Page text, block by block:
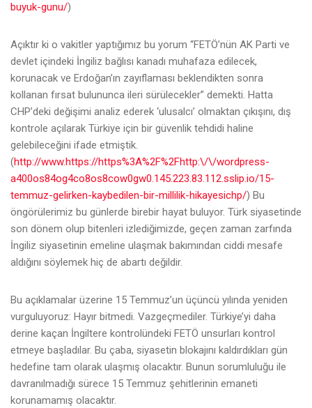
buyuk-gunu/)
Açıktır ki o vakitler yaptığımız bu yorum “FETÖ’nün AK Parti ve
devlet içindeki İngiliz bağlısı kanadı muhafaza edilecek,
korunacak ve Erdoğan’ın zayıflaması beklendikten sonra
kollanan fırsat bulununca ileri sürülecekler” demekti. Hatta
CHP’deki değişimi analiz ederek ‘ulusalcı’ olmaktan çıkışını, dış
kontrole açılarak Türkiye için bir güvenlik tehdidi haline
gelebileceğini ifade etmiştik.
(http://www.https://https%3A%2F%2Fhttp:\/\/wordpress-
a400os84og4co8os8cow0gw0.145.223.83.112.sslip.io/15-
temmuz-gelirken-kaybedilen-bir-millilik-hikayesichp/) Bu
öngörülerimiz bu günlerde birebir hayat buluyor. Türk siyasetinde
son dönem olup bitenleri izlediğimizde, geçen zaman zarfında
İngiliz siyasetinin emeline ulaşmak bakımından ciddi mesafe
aldığını söylemek hiç de abartı değildir.
Bu açıklamalar üzerine 15 Temmuz’un üçüncü yılında yeniden
vurguluyoruz: Hayır bitmedi. Vazgeçmediler. Türkiye’yi daha
derine kaçan İngiltere kontrolündeki FETÖ unsurları kontrol
etmeye başladılar. Bu çaba, siyasetin blokajını kaldırdıkları gün
hedefine tam olarak ulaşmış olacaktır. Bunun sorumluluğu ile
davranılmadığı sürece 15 Temmuz şehitlerinin emaneti
korunamamış olacaktır.